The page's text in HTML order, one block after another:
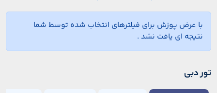
با عرض پوزش برای فیلترهای انتخاب شده توسط شما
نتیجه ای یافت نشد .
تور دبی